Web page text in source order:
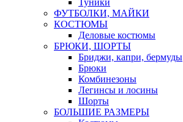
Туники
ФУТБОЛКИ, МАЙКИ
КОСТЮМЫ
Деловые костюмы
БРЮКИ, ШОРТЫ
Бриджи, капри, бермуды
Брюки
Комбинезоны
Легинсы и лосины
Шорты
БОЛЬШИЕ РАЗМЕРЫ